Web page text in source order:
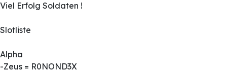
Viel Erfolg Soldaten !
Slotliste
Alpha
-Zeus = R0NOND3X